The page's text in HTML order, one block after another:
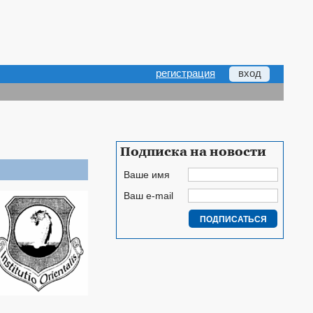
регистрация вход
Подписка на новости
Ваше имя
Ваш e-mail